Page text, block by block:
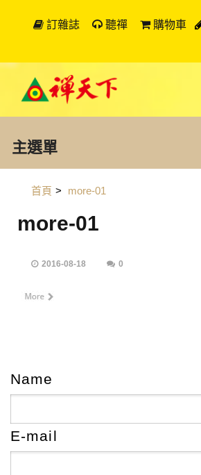
訂雜誌 聽禪 購物車
主選單
首頁 > more-01
more-01
2016-08-18 0
Name
E-mail